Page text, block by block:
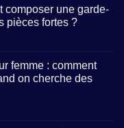
composer une garde-
pièces fortes ?
femme : comment
on cherche des